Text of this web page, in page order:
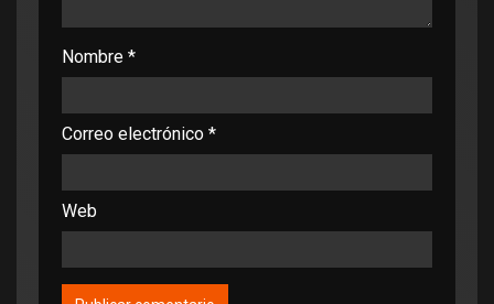
Nombre *
Correo electrónico *
Web